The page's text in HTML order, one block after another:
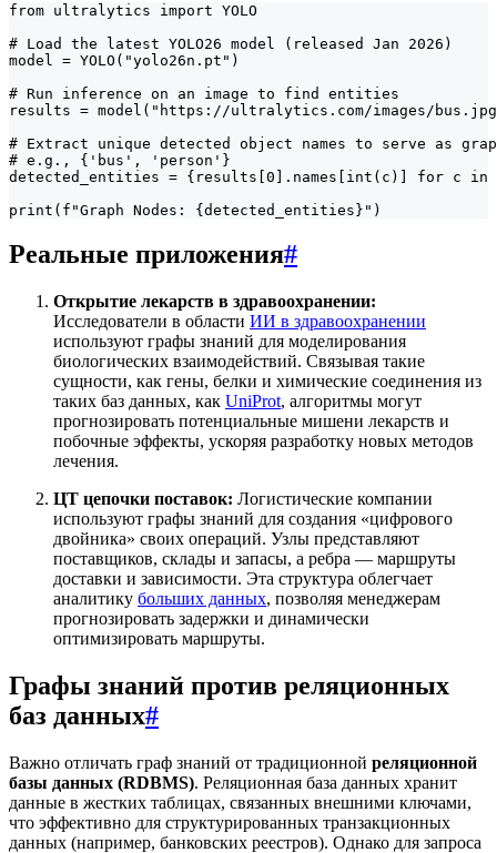
from ultralytics import YOLO
# Load the latest YOLO26 model (released Jan 2026)
model = YOLO("yolo26n.pt")
# Run inference on an image to find entities
results = model("https://ultralytics.com/images/
# Extract unique detected object names to serve as
# e.g., {'bus', 'person'}
detected_entities = {results[0].names[int(c)] for c in
print(f"Graph Nodes: {detected_entities}")
Реальные приложения#
Открытие лекарств в здравоохранении:
Исследователи в области ИИ в здравоохранении
используют графы знаний для моделирования
биологических взаимодействий. Связывая такие
сущности, как гены, белки и химические соединения из
таких баз данных, как UniProt, алгоритмы могут
прогнозировать потенциальные мишени лекарств и
побочные эффекты, ускоряя разработку новых методов
лечения.
ЦТ цепочки поставок: Логистические компании
используют графы знаний для создания «цифрового
двойника» своих операций. Узлы представляют
поставщиков, склады и запасы, а ребра — маршруты
доставки и зависимости. Эта структура облегчает
аналитику больших данных, позволяя менеджерам
прогнозировать задержки и динамически
оптимизировать маршруты.
Графы знаний против реляционных
баз данных#
Важно отличать граф знаний от традиционной реляционной
базы данных (RDBMS). Реляционная база данных хранит
данные в жестких таблицах, связанных внешними ключами,
что эффективно для структурированных транзакционных
данных (например, банковских реестров). Однако для запроса